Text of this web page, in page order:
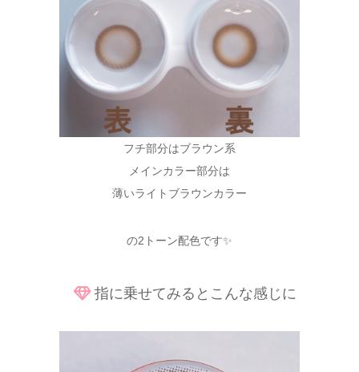
フチ部分はブラウン系
メインカラー部分は
薄いライトブラウンカラー
の2トーン配色です✨
指に乗せてみるとこんな感じに